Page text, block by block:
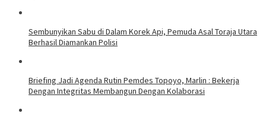
Sembunyikan Sabu di Dalam Korek Api, Pemuda Asal Toraja Utara
Berhasil Diamankan Polisi
Briefing Jadi Agenda Rutin Pemdes Topoyo, Marlin : Bekerja
Dengan Integritas Membangun Dengan Kolaborasi